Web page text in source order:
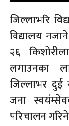
जिल्लाभरि
विद्यालय
२६
लगाउनका
जिल्लाभर दुई
जना
परिचालन